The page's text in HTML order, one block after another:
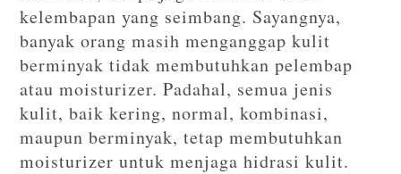
kelembapan yang seimbang. Sayangnya,
banyak orang masih menganggap kulit
berminyak tidak membutuhkan pelembap
atau moisturizer. Padahal, semua jenis
kulit, baik kering, normal, kombinasi,
maupun berminyak, tetap membutuhkan
moisturizer untuk menjaga hidrasi kulit.